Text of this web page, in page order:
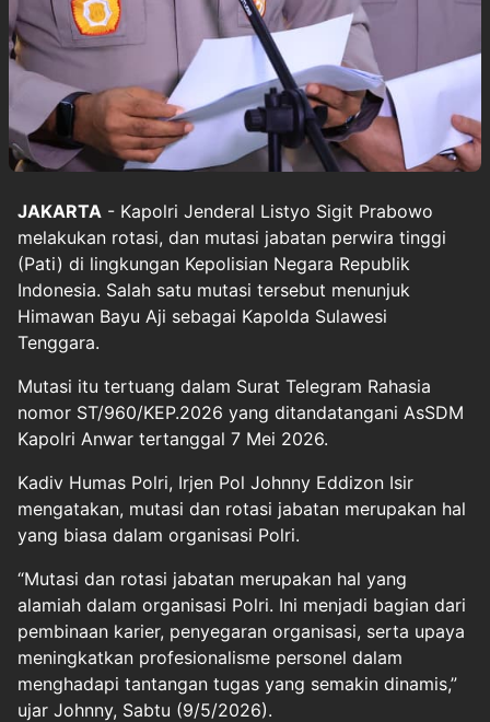
JAKARTA - Kapolri Jenderal Listyo Sigit Prabowo
melakukan rotasi, dan mutasi jabatan perwira tinggi
(Pati) di lingkungan Kepolisian Negara Republik
Indonesia. Salah satu mutasi tersebut menunjuk
Himawan Bayu Aji sebagai Kapolda Sulawesi
Tenggara.
Mutasi itu tertuang dalam Surat Telegram Rahasia
nomor ST/960/KEP.2026 yang ditandatangani AsSDM
Kapolri Anwar tertanggal 7 Mei 2026.
Kadiv Humas Polri, Irjen Pol Johnny Eddizon Isir
mengatakan, mutasi dan rotasi jabatan merupakan hal
yang biasa dalam organisasi Polri.
“Mutasi dan rotasi jabatan merupakan hal yang
alamiah dalam organisasi Polri. Ini menjadi bagian dari
pembinaan karier, penyegaran organisasi, serta upaya
meningkatkan profesionalisme personel dalam
menghadapi tantangan tugas yang semakin dinamis,”
ujar Johnny, Sabtu (9/5/2026).